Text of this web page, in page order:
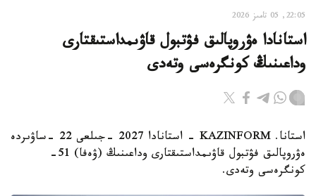
22:05, 05 تامىز 2026
استانادا ەۋروپالىق فۋتبول قاۋىمداستىقتارى
وداعىنىڭ كونگرەسى وتەدى
استانا. KAZINFORM - استانادا 2027 -جىلعى 22 -ساۋىردە
ەۋروپالىق فۋتبول قاۋىمداستىقتارى وداعىنىڭ (ۋەفا) 51-
كونگرەسى وتەدى.